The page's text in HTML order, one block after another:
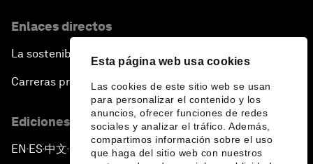
Esta página web usa cookies
Las cookies de este sitio web se usan
para personalizar el contenido y los
anuncios, ofrecer funciones de redes
sociales y analizar el tráfico. Además,
compartimos información sobre el uso
que haga del sitio web con nuestros
Enlaces directos
La sostenibilidad en el Foro
Carreras profesionales
Ediciones en otros idiomas
EN ▪ES▪中文▪ 日本語